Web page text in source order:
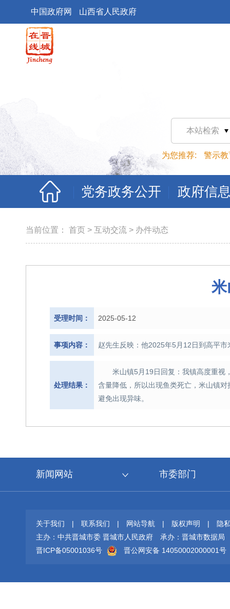
中国政府网 山西省人民政府
本站检索
为您推荐: 警示教
党务政务公开 政府信
当前位置： 首页 > 互动交流 > 办件动态
受理时间： 2025-05-12
事项内容： 赵先生反映：他2025年5月12日到高平
处理结果：
米山镇5月19日回复：我镇高度重视
含量降低，所以出现鱼类死亡，米山镇
避免出现异味。
新闻网站 市委部门
关于我们 | 联系我们 | 网站导航 | 版权声明 |
隐
主办：中共晋城市委 晋城市人民政府
承办：晋城市数据局
晋ICP备05001036号
晋公网安备 14050002000001号